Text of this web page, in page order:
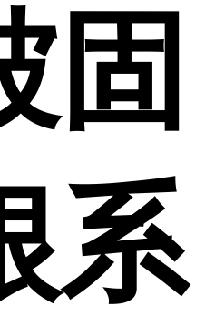
固
系